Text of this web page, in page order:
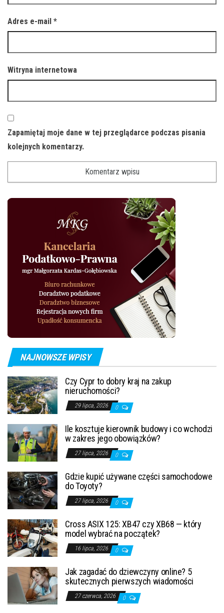
Adres e-mail *
Witryna internetowa
Zapamiętaj moje dane w tej przeglądarce podczas pisania
kolejnych komentarzy.
NAJNOWSZE WPISY
Czy Cypr to dobry kraj na zakup
nieruchomości?
29 lipca, 2026 0
Ile kosztuje kierownik budowy i co wchodzi
w zakres jego obowiązków?
27 lipca, 2026 0
Gdzie kupić używane części samochodowe
do Toyoty?
27 lipca, 2026 0
Cross ASIX 125: XB47 czy XB68 — który
model wybrać na początek?
16 lipca, 2026 0
Jak zagadać do dziewczyny online? 5
skutecznych pierwszych wiadomości
27 czerwca, 2026 0